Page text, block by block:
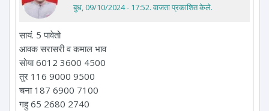
बुध, 09/10/2024 - 17:52. वाजता प्रकाशित केले.
सायं. 5 पावेतो
आवक सरासरी व कमाल भाव
सोया 6012 3600 4500
तुर 116 9000 9500
चना 187 6900 7100
गहु 65 2680 2740